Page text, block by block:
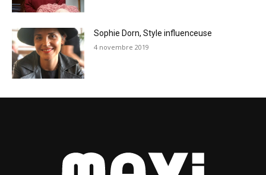
Sophie Dorn, Style influenceuse
4 novembre 2019